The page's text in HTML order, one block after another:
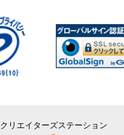
クリエイターズステーション